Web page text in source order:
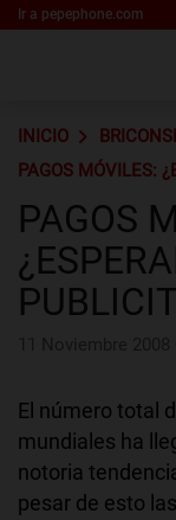
Ir a pepephone.com
INICIO
PAGOS MÓVILES:
PAGOS
El número total
mundiales ha
notoria
pesar de esto